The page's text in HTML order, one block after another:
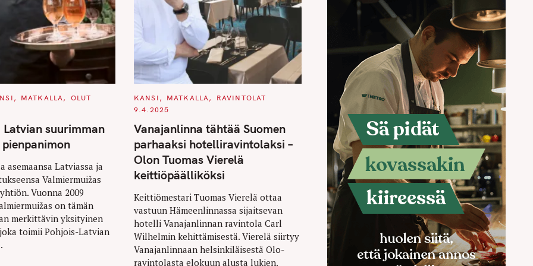
MATKALLA OLUT
suurimman
asemaansa Latviassa ja
Valmiermuižas
Vuonna 2009
on tämän
merkittävin yksityinen
toimii Pohjois-Latvian
C
T
G
O
R
I
E
S
KANSI MATKALLA
RAVINTOLAT
9.4.2025
Vanajanlinna tähtää Suomen
parhaaksi hotelliravintolaksi –
Olon Tuomas Vierelä
keittiöpäälliköksi
Keittiömestari Tuomas Vierelä ottaa
vastuun Hämeenlinnassa sijaitsevan
hotelli Vanajanlinnan ravintola Carl
Wilhelmin kehittämisestä. Vierelä siirtyy
Vanajanlinnaan helsinkiläisestä Olo-
ravintolasta elokuun alusta lukien.